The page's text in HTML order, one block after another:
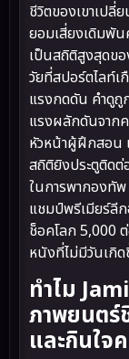
ชีวิตของเขาเปลี่
ยอมเสี่ยงเดิมพั
เป็นสถิติสูงสุดข
วัยที่สปอร์ตไลท์เ
แรงกดดัน คำดูถู
แรงผลักดันจาก
หัวหน้าผู้ฝึกสอน
สถิติยิงประตูติด
ในการพากองทัพ
แชมป์พรีเมียร์ลี
ช็อคโลก 5,000
หนังที่ไม่มีวันเกิ
ทำไม
ภาพยนตร์
และกินใจ